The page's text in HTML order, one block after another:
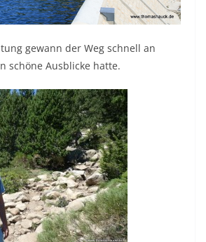
gewann der Weg schnell an
schöne Ausblicke hatte.